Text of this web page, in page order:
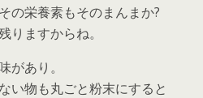
の栄養素もそのまんまか?
りますからね。
があり。
い物も丸ごと粉末にすると